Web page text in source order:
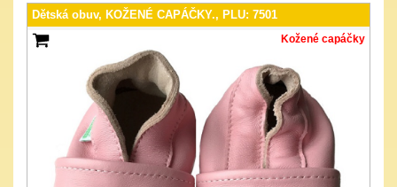
Dětská obuv, KOŽENÉ CAPÁČKY., PLU: 7501
Kožené capáčky